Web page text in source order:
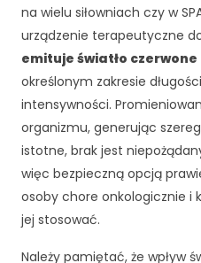
na wielu siłowniach czy w
urządzenie terapeutyczne
emituje światło czerwone
określonym zakresie
intensywności.
organizmu, generując
istotne, brak jest
więc bezpieczną opcją
osoby chore onkologicznie i
jej stosować.
Należy pamiętać, że wpływ
p
o
d
st
e
te
g
k